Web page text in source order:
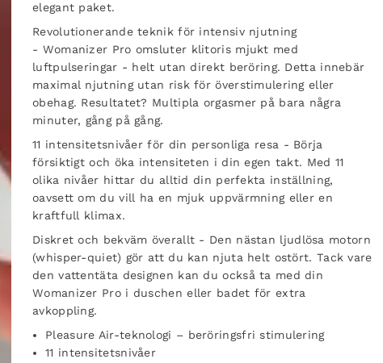
elegant paket.
Revolutionerande teknik för intensiv njutning
- Womanizer Pro omsluter klitoris mjukt med
luftpulseringar - helt utan direkt beröring. Detta innebär
maximal njutning utan risk för överstimulering eller
obehag. Resultatet? Multipla orgasmer på bara några
minuter, gång på gång.
11 intensitetsnivåer för din personliga resa - Börja
försiktigt och öka intensiteten i din egen takt. Med 11
olika nivåer hittar du alltid din perfekta inställning,
oavsett om du vill ha en mjuk uppvärmning eller en
kraftfull klimax.
Diskret och bekväm överallt - Den nästan ljudlösa motorn
(whisper-quiet) gör att du kan njuta helt ostört. Tack vare
den vattentäta designen kan du också ta med din
Womanizer Pro i duschen eller badet för extra
avkoppling.
Pleasure Air-teknologi – beröringsfri stimulering
11 intensitetsnivåer